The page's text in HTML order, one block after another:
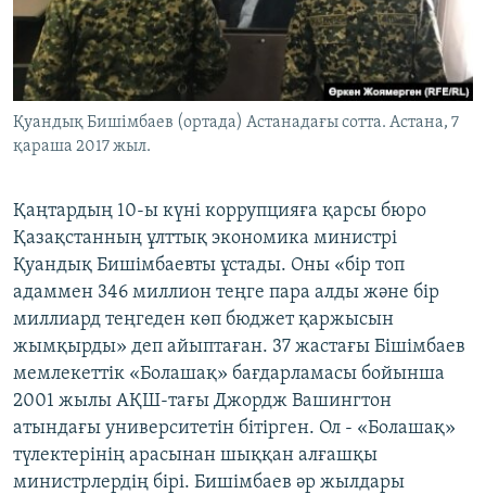
Қуандық Бишімбаев (ортада) Астанадағы сотта. Астана, 7
қараша 2017 жыл.
Қаңтардың 10-ы күні коррупцияға қарсы бюро
Қазақстанның ұлттық экономика министрі
Қуандық Бишімбаевты ұстады. Оны «бір топ
адаммен 346 миллион теңге пара алды және бір
миллиард теңгеден көп бюджет қаржысын
жымқырды» деп айыптаған. 37 жастағы Бішімбаев
мемлекеттік «Болашақ» бағдарламасы бойынша
2001 жылы АҚШ-тағы Джордж Вашингтон
атындағы университетін бітірген. Ол - «Болашақ»
түлектерінің арасынан шыққан алғашқы
министрлердің бірі. Бишімбаев әр жылдары